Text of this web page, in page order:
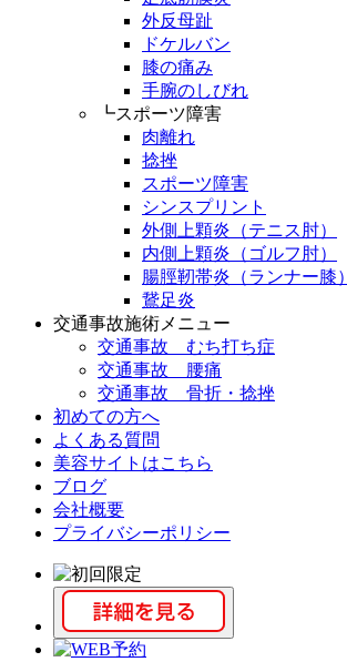
外反母趾
ドケルバン
膝の痛み
手腕のしびれ
┗スポーツ障害
肉離れ
捻挫
スポーツ障害
シンスプリント
外側上顆炎（テニス肘）
内側上顆炎（ゴルフ肘）
腸脛靭帯炎（ランナー膝）
鵞足炎
交通事故施術メニュー
交通事故 むち打ち症
交通事故 腰痛
交通事故 骨折・捻挫
初めての方へ
よくある質問
美容サイトはこちら
ブログ
会社概要
プライバシーポリシー